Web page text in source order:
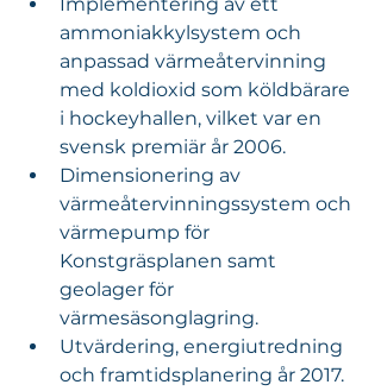
ammoniakkylsystem och
anpassad värmeåtervinning
med koldioxid som köldbärare
i hockeyhallen, vilket var en
svensk premiär år 2006.
Dimensionering av
värmeåtervinningssystem och
värmepump för
Konstgräsplanen samt
geolager för
värmesäsonglagring.
Utvärdering, energiutredning
och framtidsplanering år 2017.